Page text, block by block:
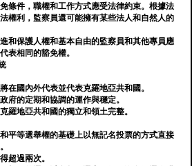
條件，職權和工作方式應受法律約束。根據法
權利，監察員還可能擁有某些法人和自然人的
和保護人權和基本自由的監察員和其他專員應
表相同的豁免權。
在國內外代表並代表克羅地亞共和國。
府的定期和協調的運作與穩定。
羅地亞共和國的獨立和領土完整。
平等選舉權的基礎上以無記名投票的方式直接
超過兩次。